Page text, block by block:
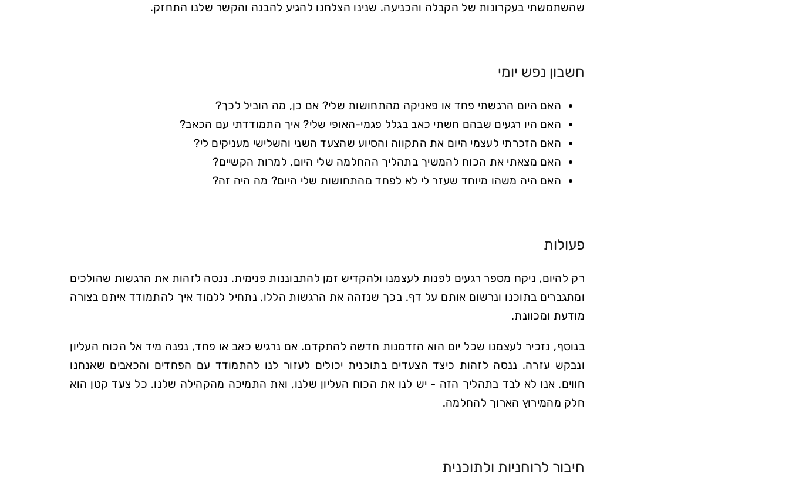
שהשתמשתי בעקרונות של הקבלה והכניעה. שנינו הצלחנו להגיע להבנה והקשר שלנו התחזק.
חשבון נפש יומי
האם היום הרגשתי פחד או פאניקה מהתחושות שלי? אם כן, מה הוביל לכך?
האם היו רגעים שבהם חשתי כאב בגלל פגמי-האופי שלי? איך התמודדתי עם הכאב?
האם הזכרתי לעצמי היום את התקווה והסיוע שהצעד השני והשלישי מעניקים לי?
האם מצאתי את הכוח להמשיך בתהליך ההחלמה שלי היום, למרות הקשיים?
האם היה משהו מיוחד שעזר לי לא לפחד מהתחושות שלי היום? מה היה זה?
פעולות
רק להיום, ניקח מספר רגעים לפנות לעצמנו ולהקדיש זמן להתבוננות פנימית. ננסה לזהות את הרגשות שהולכים
ומתגברים בתוכנו ונרשום אותם על דף. בכך שנזהה את הרגשות הללו, נתחיל ללמוד איך להתמודד איתם בצורה
מודעת ומכוונת.
בנוסף, נזכיר לעצמנו שכל יום הוא הזדמנות חדשה להתקדם. אם נרגיש כאב או פחד, נפנה מיד אל הכוח העליון
ונבקש עזרה. ננסה לזהות כיצד הצעדים בתוכנית יכולים לעזור לנו להתמודד עם הפחדים והכאבים שאנחנו
חווים. אנו לא לבד בתהליך הזה - יש לנו את הכוח העליון שלנו, ואת התמיכה מהקהילה שלנו. כל צעד קטן הוא
חלק מהמירוץ הארוך להחלמה.
חיבור לרוחניות ולתוכנית